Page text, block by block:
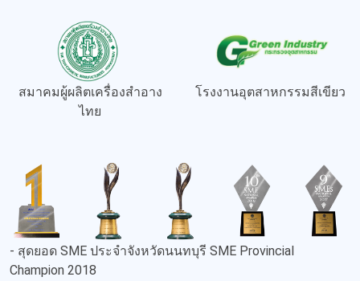
สมาคมผู้ผลิตเครื่องสำอาง
ไทย
โรงงานอุตสาหกรรมสีเขียว
- สุดยอด SME ประจำจังหวัดนนทบุรี SME Provincial
Champion 2018